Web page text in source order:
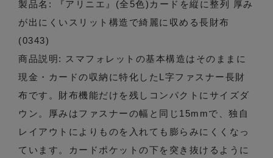
製品名: 『アリニエ』(全5色)カードを縦に整列 厚み
が出にくいスリット構造で綺麗に収める長財布
(0343)
商品説明: スマフォレットの基本構造はそのままに
現金・カードの収納に特化したL字ファスナー長財
布です。財布機能だけを残しコンパクトにサイズダ
ウン。厚みはファスナーの幅と同じ15mmで、独自
レイアウトによりものを入れても膨らみにくくなっ
ています。カードポケットの下を突き抜けるように